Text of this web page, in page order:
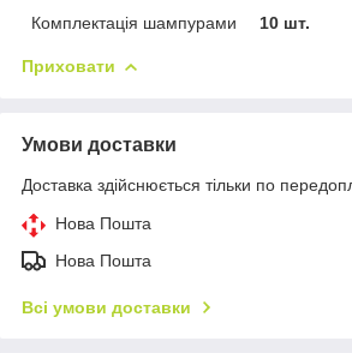
Комплектація шампурами
10 шт.
Приховати
Умови доставки
Доставка здійснюється тільки по
Нова Пошта
Нова Пошта
Всі умови доставки